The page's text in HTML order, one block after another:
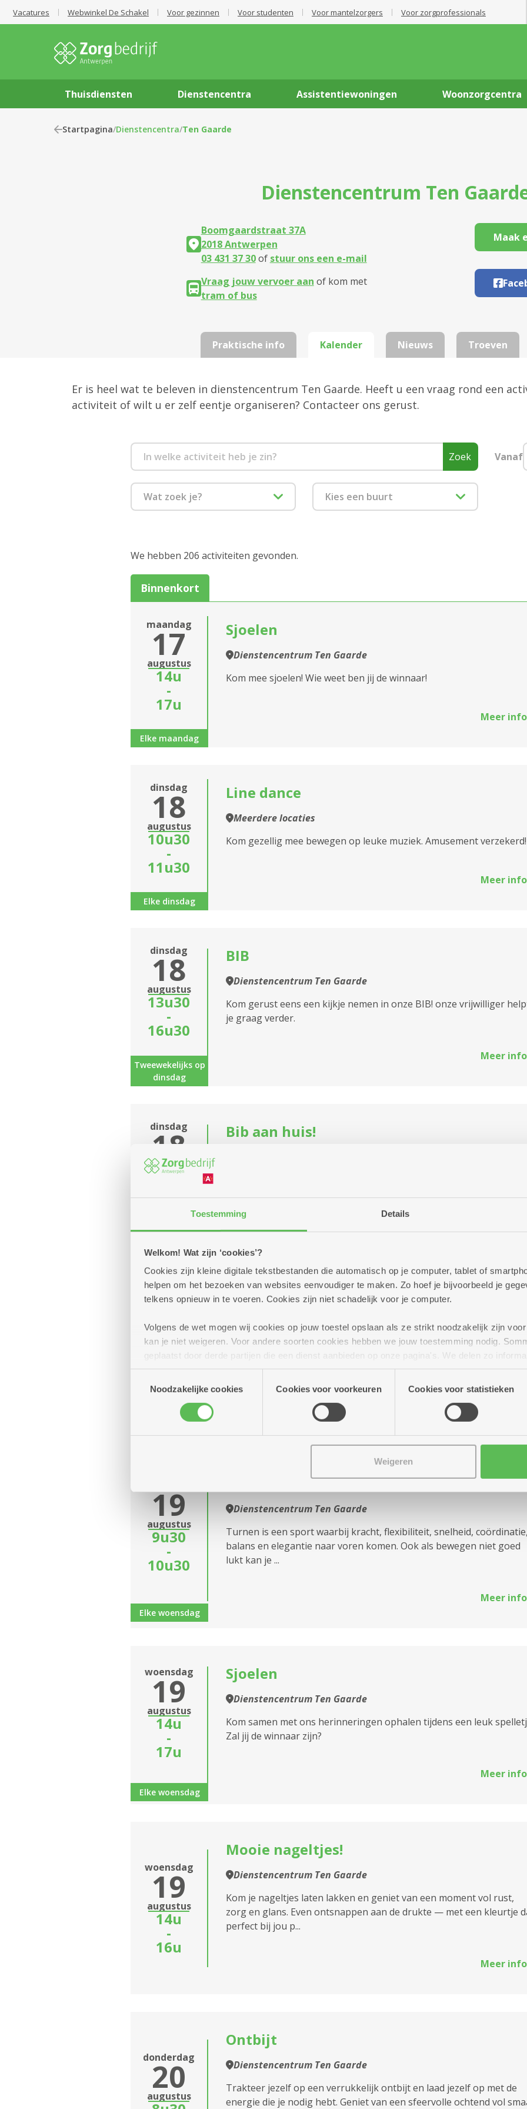
Toestemming Details
Welkom! Wat zijn ‘cookies’?
Cookies zijn kleine digitale tekstbestanden die automatisch op je computer, tablet of
helpen om het bezoeken van websites eenvoudiger te maken. Zo hoef je bijvoorbeeld je
telkens opnieuw in te voeren. Cookies zijn niet schadelijk voor je computer.
Volgens de wet mogen wij cookies op jouw toestel opslaan als ze strikt noodzakelijk zijn
kan je niet weigeren. Voor andere soorten cookies hebben we jouw toestemming nodig.
geplaatst door derde partijen die een dienst aanbieden op onze pagina's. We delen zo
(geanonimiseerd) gebruik van onze site voor social media, advertenties en analyse. Deze
combineren met andere informatie die je aan hen verstrekte.
Noodzakelijke cookies
Cookies voor voorkeuren Cookies voor statistieken
Weigeren
Vacatures Webwinkel De Schakel Voor gezinnen Voor studenten Voor mantelzorgers Voor zorgprofessionals
Thuisdiensten Dienstencentra Assistentiewoningen Woonzorgcentra
Startpagina/Dienstencentra/Ten Gaarde
Dienstencentrum Ten
Boomgaardstraat 37A
2018 Antwerpen
03 431 37 30of stuur ons een e-mail
Vraag jouw vervoer aan of kom met
tram of bus
Maak
Praktische info Kalender
Er is heel wat te beleven in dienstencentrum Ten Gaarde. Heeft u een vraag rond een
activiteit of wilt u er zelf eentje organiseren? Contacteer ons gerust.
Zoek Vanaf
Wat zoek je?
Eropuit
Informatiesessie
assistentiewoningen
Zitdagen klantendienst
Sluiten
Kies een buurt
2020 Antwerpen
2040 Berendrecht
2050 Antwerpen-
2600 Berchem
We hebben 206 activiteiten gevonden.
Binnenkort
maandag
17
augustus
14u
-
17u
Elke maandag
Sjoelen
Dienstencentrum Ten Gaarde
Kom mee sjoelen! Wie weet ben jij de winnaar!
Meer info
dinsdag
18
augustus
10u30
-
11u30
Elke dinsdag
Line dance
Meerdere locaties
Kom gezellig mee bewegen op leuke muziek. Amusement verzekerd!
Meer info
dinsdag
18
augustus
13u30
-
16u30
Tweewekelijks op
dinsdag
BIB
Dienstencentrum Ten Gaarde
Kom gerust eens een kijkje nemen in onze BIB! onze vrijwilliger
je graag verder.
Meer info
dinsdag
18
augustus
14u
dinsdag
Bib aan huis!
Meer info
18
augustus
14u
-
16u
Bingo
Dienstencentrum Ten Gaarde
Wil je graag kans maken om een mooie prijs te winnen? Neem dan
zeker deel aan onze Bingo in DC Ten Gaarde.
19
augustus
9u30
-
10u30
Elke woensdag
StoelTurnen
Dienstencentrum Ten Gaarde
Turnen is een sport waarbij kracht, flexibiliteit, snelheid,
balans en elegantie naar voren komen. Ook als bewegen niet goed
lukt kan je ...
Meer info
woensdag
19
augustus
14u
-
17u
Elke woensdag
Sjoelen
Dienstencentrum Ten Gaarde
Kom samen met ons herinneringen ophalen tijdens een leuk
Zal jij de winnaar zijn?
Meer info
woensdag
19
augustus
14u
-
16u
Mooie nageltjes!
Dienstencentrum Ten Gaarde
Kom je nageltjes laten lakken en geniet van een moment vol rust,
zorg en glans. Even ontsnappen aan de drukte — met een kleurtje
perfect bij jou p...
Meer info
donderdag
20
augustus
Ontbijt
Dienstencentrum Ten Gaarde
Trakteer jezelf op een verrukkelijk ontbijt en laad jezelf op met de
energie die je nodig hebt. Geniet van een sfeervolle ochtend vol
Nieuws Troeven